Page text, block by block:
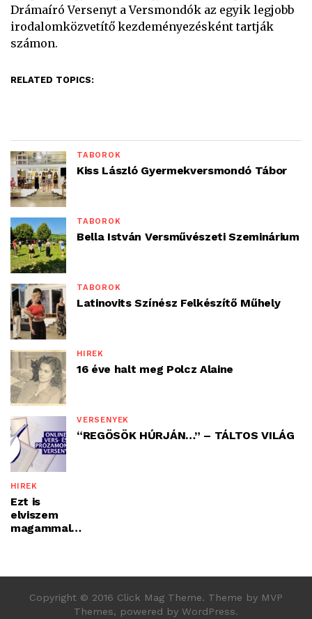
Drámaíró Versenyt a Versmondók az egyik legjobb
irodalomközvetítő kezdeményezésként tartják
számon.
RELATED TOPICS:
TÁBOROK
Kiss László Gyermekversmondó Tábor
TÁBOROK
Bella István Versművészeti Szeminárium
TÁBOROK
Latinovits Színész Felkészítő Műhely
HÍREK
16 éve halt meg Polcz Alaine
VERSENYEK
“REGÖSÖK HÚRJÁN…” – TÁLTOS VILÁG
HÍREK
Ezt is
elviszem
magammal…
Copyright © 2016 Click Mag Theme. Theme by MVP
Themes, powered by WordPress.